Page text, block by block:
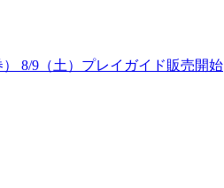
8/9（土）プレイガイド販売開始